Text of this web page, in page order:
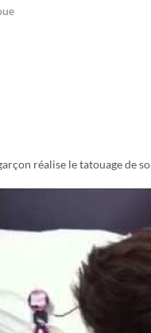
réalise le tatouage de